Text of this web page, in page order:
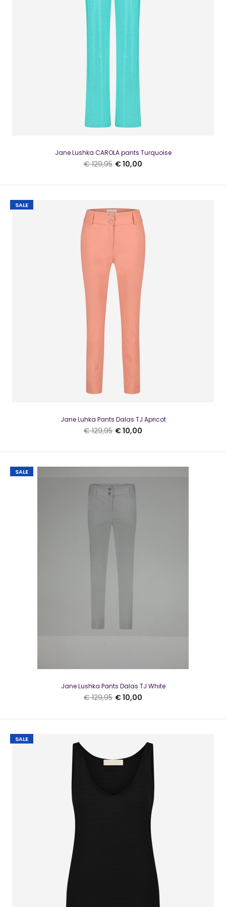
Jane Lushka CAROLA pants Turquoise
€ 129,95
€ 10,00
Jane Lushka CAROLA pants TurquoiseMooie rechtvallende
wijde broek in die prachtige kleur Turquoiseso..
€ 10,00
Lushka met rechte pijpen, losse pasvorm en ee..
Jane Lushka Pants Dalas TJ White
Jane Lushka CAROLA pants Turquoise
€ 129,95 € 10,00
SALE
Jane Luhka Pants Dalas TJ Apricot
€ 129,95 € 10,00
SALE
Jane Lushka Pants Dalas TJ White
€ 129,95 € 10,00
SALE